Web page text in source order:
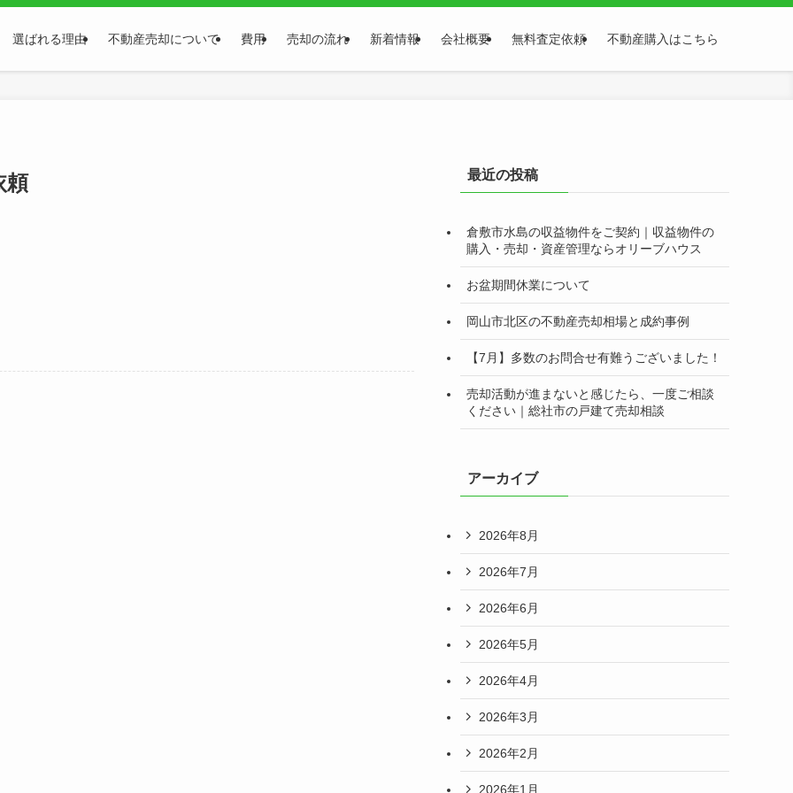
選ばれる理由 不動産売却について 費用 売却の流れ 新着情報 会社概要 無料査定依頼 不動産購入はこちら
頼 最近の投稿
倉敷市水島の収益物件をご契約｜収益物件の
購入・売却・資産管理ならオリーブハウス
お盆期間休業について
岡山市北区の不動産売却相場と成約事例
【7月】多数のお問合せ有難うございました！
売却活動が進まないと感じたら、一度ご相談
ください｜総社市の戸建て売却相談
アーカイブ
2026年8月
2026年7月
2026年6月
2026年5月
2026年4月
2026年3月
2026年2月
2026年1月